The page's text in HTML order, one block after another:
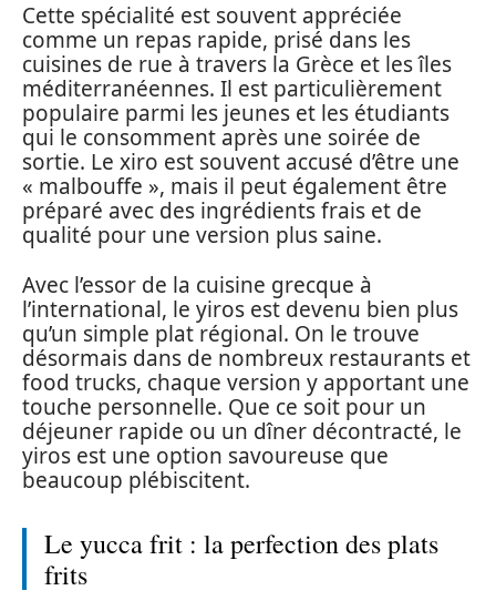
Cette spécialité est souvent appréciée
comme un repas rapide, prisé dans les
cuisines de rue à travers la Grèce et les îles
méditerranéennes. Il est particulièrement
populaire parmi les jeunes et les étudiants
qui le consomment après une soirée de
sortie. Le xiro est souvent accusé d’être une
« malbouffe », mais il peut également être
préparé avec des ingrédients frais et de
qualité pour une version plus saine.
Avec l’essor de la cuisine grecque à
l’international, le yiros est devenu bien plus
qu’un simple plat régional. On le trouve
désormais dans de nombreux restaurants et
food trucks, chaque version y apportant une
touche personnelle. Que ce soit pour un
déjeuner rapide ou un dîner décontracté, le
yiros est une option savoureuse que
beaucoup plébiscitent.
Le yucca frit : la perfection des plats
frits